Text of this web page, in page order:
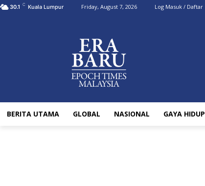
30.1 C Kuala Lumpur Friday, August 7, 2026 Log Masuk / Daftar
BERITA UTAMA GLOBAL NASIONAL GAYA HIDUP